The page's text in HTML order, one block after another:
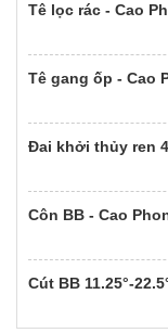
Tê lọc rác - Cao
Tê gang ốp - Cao
Đai khởi thủy ren
Côn BB - Cao
Cút BB 11.25°-